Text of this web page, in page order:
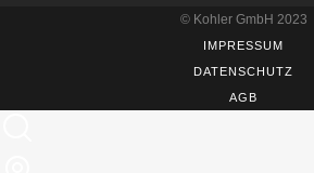
© Kohler GmbH 2023
IMPRESSUM
DATENSCHUTZ
AGB